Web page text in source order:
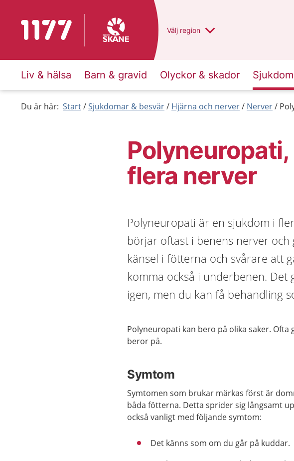
Till startsidan för 1177 Du har valt region
Välj en annan
region
Liv & hälsa Barn & gravid Olyckor & skador
Du är här: Start Sjukdomar & besvär Hjärna och nerver Nerver
flera nerver
Polyneuropati är en sjukdom i
börjar oftast i benens nerver
känsel i fötterna och svårare att
komma också i underbenen.
igen, men du kan få behandling
Polyneuropati kan bero på olika saker.
beror på.
Symtom
Symtomen som brukar märkas först är
båda fötterna. Detta sprider sig långsamt
också vanligt med följande symtom:
Det känns som om du går på kuddar.